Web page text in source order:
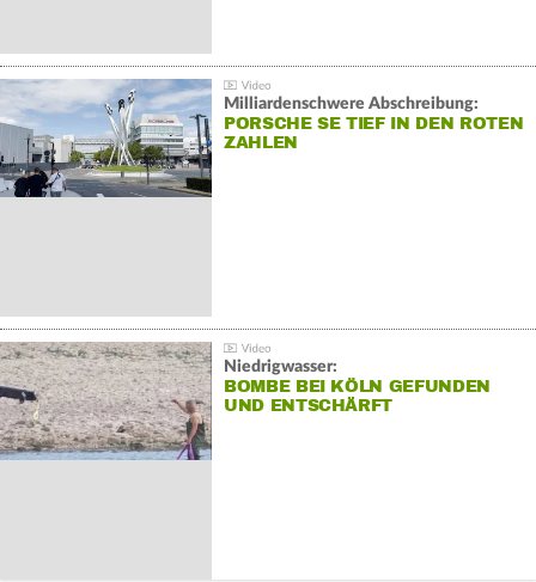
Milliardenschwere Abschreibung:
PORSCHE SE TIEF IN DEN ROTEN
ZAHLEN
Niedrigwasser:
BOMBE BEI KÖLN GEFUNDEN
UND ENTSCHÄRFT